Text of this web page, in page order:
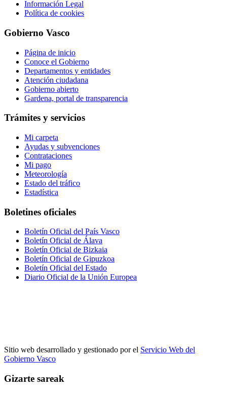
Información Legal
Política de cookies
Gobierno Vasco
Página de inicio
Conoce el Gobierno
Departamentos y entidades
Atención ciudadana
Gobierno abierto
Gardena, portal de transparencia
Trámites y servicios
Mi carpeta
Ayudas y subvenciones
Contrataciones
Mi pago
Meteorología
Estado del tráfico
Estadística
Boletines oficiales
Boletín Oficial del País Vasco
Boletín Oficial de Álava
Boletín Oficial de Bizkaia
Boletín Oficial de Gipuzkoa
Boletín Oficial del Estado
Diario Oficial de la Unión Europea
Sitio web desarrollado y gestionado por el Servicio Web del
Gobierno Vasco
Gizarte sareak